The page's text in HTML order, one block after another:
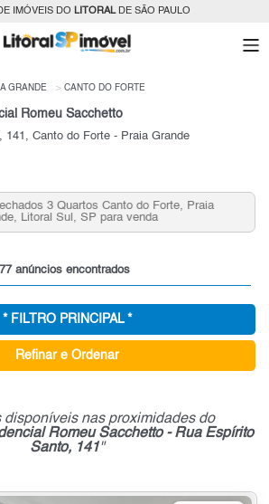
IMÓVEIS DO LITORALDE SÃO PAULO
GRANDE CANTO DO FORTE
Romeu Sacchetto
141, Canto do Forte - Praia Grande
3 Quartos Canto do Forte, Praia
Litoral Sul, SP para venda
77 anúncios encontrados
* FILTRO PRINCIPAL *
Refinar e Ordenar
disponíveis nas proximidades do
Romeu Sacchetto - Rua Espírito
Santo, 141"